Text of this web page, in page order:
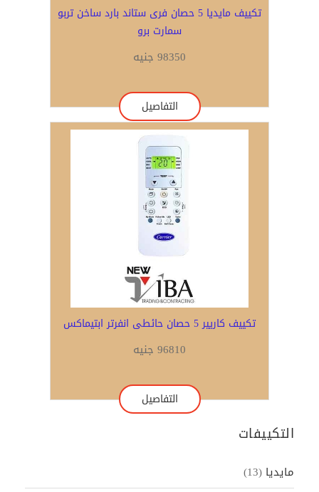
تكييف مايديا 5 حصان فرى ستاند بارد ساخن تربو
سمارت برو
98350 جنيه
التفاصيل
تكييف كاريير 5 حصان حائطى انفرتر ابتيماكس
96810 جنيه
التفاصيل
التكييفات
مايديا (13)